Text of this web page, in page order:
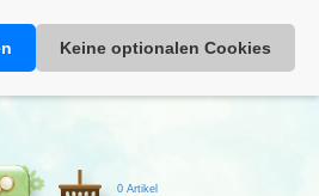
|Kunden-Login|Warenkorb
Keine optionalen Cookies
0 Artikel